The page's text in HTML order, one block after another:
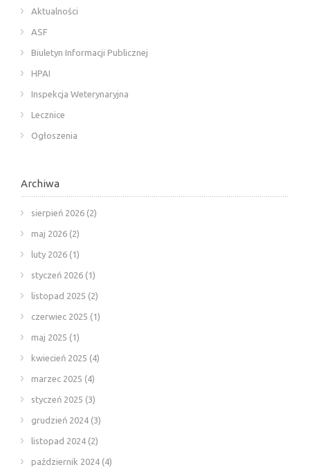
Aktualności
ASF
Biuletyn Informacji Publicznej
HPAI
Inspekcja Weterynaryjna
Lecznice
Ogłoszenia
Archiwa
sierpień 2026 (2)
maj 2026 (2)
luty 2026 (1)
styczeń 2026 (1)
listopad 2025 (2)
czerwiec 2025 (1)
maj 2025 (1)
kwiecień 2025 (4)
marzec 2025 (4)
styczeń 2025 (3)
grudzień 2024 (3)
listopad 2024 (2)
październik 2024 (4)